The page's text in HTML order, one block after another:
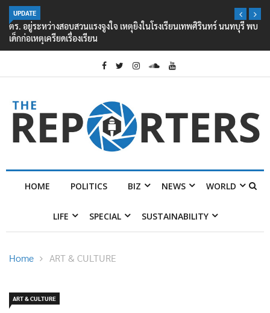
UPDATE
ตร. อยู่ระหว่างสอบสวนแรงจูงใจ เหตุยิงในโรงเรียนเทพศิรินทร์ นนทบุรี พบ
เด็กก่อเหตุเครียดเรื่องเรียน
HOME POLITICS BIZ NEWS WORLD
LIFE SPECIAL SUSTAINABILITY
Home ART & CULTURE
ART & CULTURE